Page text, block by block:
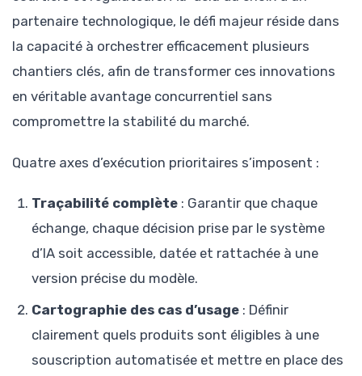
partenaire technologique, le défi majeur réside dans
la capacité à orchestrer efficacement plusieurs
chantiers clés, afin de transformer ces innovations
en véritable avantage concurrentiel sans
compromettre la stabilité du marché.
Quatre axes d’exécution prioritaires s’imposent :
Traçabilité complète : Garantir que chaque
échange, chaque décision prise par le système
d’IA soit accessible, datée et rattachée à une
version précise du modèle.
Cartographie des cas d’usage : Définir
clairement quels produits sont éligibles à une
souscription automatisée et mettre en place des